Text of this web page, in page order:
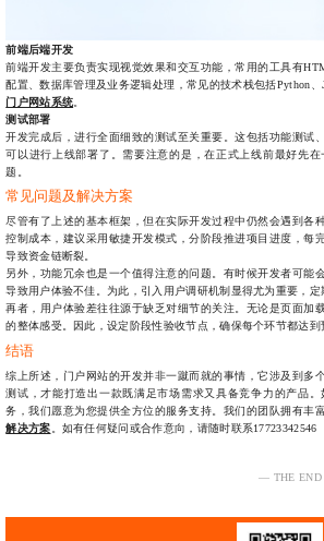
前端后端开发
前端开发主要负责实现视觉效果和交互功能，常用的工具有
配置、数据库管理及业务逻辑处理，常见的技术栈包括Python
门户网站系统
测试部署
开发完成后，进行全面细致的测试至关重要。这包括功能测试
可以进行上线部署了。需要注意的是，在正式上线前最好先
题。
常见问题及解决方案
尽管有了上述的基本框架，但在实际开发过程中仍然会遇到各
控制成本，建议采用敏捷开发模式，分阶段推进项目进度，每
导致资金链断裂。
另外，功能冗余也是一个值得注意的问题。有时候开发者可能
导致用户体验不佳。为此，引入用户调研机制显得尤为重要，
再者，用户体验差往往源于缺乏对细节的关注。无论是页面加
的整体感受。因此，设定阶段性验收节点，确保每个环节都达
结语
综上所述，门户网站的开发并非一蹴而就的事情，它涉及到多
测试，才能打造出一款既满足市场需求又具备竞争力的产品
务，我们愿意为您提供全方位的服务支持。我们的团队拥有丰
解决方案 。如有任何疑问或合作意向，请随时联系
— THE